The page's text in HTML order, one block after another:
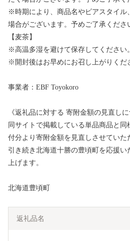
※時期により、商品名やビアスタイル
場合がございます。予めご了承くださ
【麦茶】
※高温多湿を避けて保存してください。
※開封後はお早めにお召し上がりくだ
事業者：EBF Toyokoro
《返礼品に対する 寄附金額の見直しに
同サイトで掲載している単品商品と
付分より寄附金額を見直しさせていた
引き続き北海道十勝の豊頃町を応援い
上げます。
北海道豊頃町
返礼品名